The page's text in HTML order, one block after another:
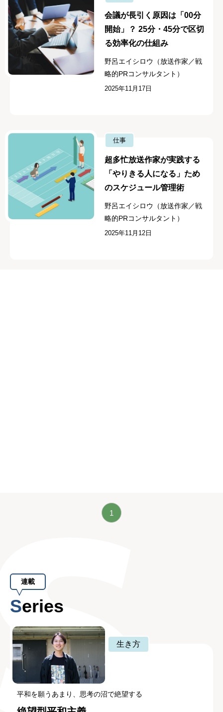
会議が長引く原因は「00分
開始」？ 25分・45分で区切
る効率化の仕組み
野呂エイシロウ（放送作家／戦
略的PRコンサルタント）
2025年11月17日
仕事
超多忙放送作家が実践する
「やりきる人になる」ため
のスケジュール管理術
野呂エイシロウ（放送作家／戦
略的PRコンサルタント）
2025年11月12日
1
連載
Series
生き方
平和を願うあまり、思考の沼で絶望する